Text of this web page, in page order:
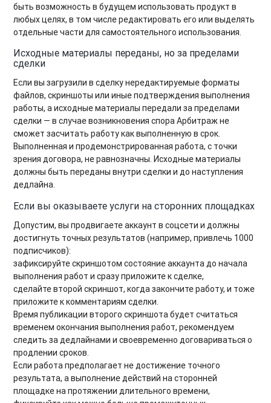
быть возможность в будущем использовать продукт в
любых целях, в том числе редактировать его или выделять
отдельные части для самостоятельного использования.
Исходные материалы переданы, но за пределами
сделки
Если вы загрузили в сделку нередактируемые форматы
файлов, скриншоты или иные подтверждения выполнения
работы, а исходные материалы передали за пределами
сделки — в случае возникновения спора Арбитраж не
сможет засчитать работу как выполненную в срок.
Выполненная и продемонстрированная работа, с точки
зрения договора, не равнозначны. Исходные материалы
должны быть переданы внутри сделки и до наступления
дедлайна.
Если вы оказываете услуги на сторонних площадках
Допустим, вы продвигаете аккаунт в соцсети и должны
достигнуть точных результатов (например, привлечь 1000
подписчиков):
зафиксируйте скриншотом состояние аккаунта до начала
выполнения работ и сразу приложите к сделке,
сделайте второй скриншот, когда закончите работу, и тоже
приложите к комментариям сделки.
Время публикации второго скриншота будет считаться
временем окончания выполнения работ, рекомендуем
следить за дедлайнами и своевременно договариваться о
продлении сроков.
Если работа предполагает не достижение точного
результата, а выполнение действий на сторонней
площадке на протяжении длительного времени,